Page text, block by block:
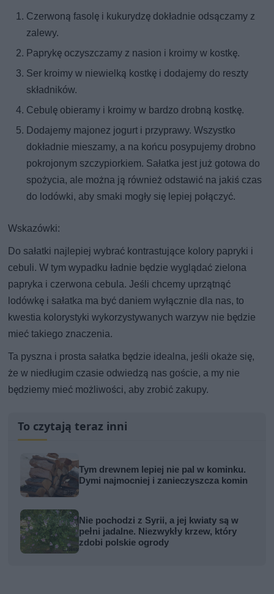
Czerwoną fasolę i kukurydzę dokładnie odsączamy z
zalewy.
Paprykę oczyszczamy z nasion i kroimy w kostkę.
Ser kroimy w niewielką kostkę i dodajemy do reszty
składników.
Cebulę obieramy i kroimy w bardzo drobną kostkę.
Dodajemy majonez jogurt i przyprawy. Wszystko
dokładnie mieszamy, a na końcu posypujemy drobno
pokrojonym szczypiorkiem. Sałatka jest już gotowa do
spożycia, ale można ją również odstawić na jakiś czas
do lodówki, aby smaki mogły się lepiej połączyć.
Wskazówki:
Do sałatki najlepiej wybrać kontrastujące kolory papryki i
cebuli. W tym wypadku ładnie będzie wyglądać zielona
papryka i czerwona cebula. Jeśli chcemy uprzątnąć
lodówkę i sałatka ma być daniem wyłącznie dla nas, to
kwestia kolorystyki wykorzystywanych warzyw nie będzie
mieć takiego znaczenia.
Ta pyszna i prosta sałatka będzie idealna, jeśli okaże się,
że w niedługim czasie odwiedzą nas goście, a my nie
będziemy mieć możliwości, aby zrobić zakupy.
To czytają teraz inni
Tym drewnem lepiej nie pal w kominku.
Dymi najmocniej i zanieczyszcza komin
Nie pochodzi z Syrii, a jej kwiaty są w
pełni jadalne. Niezwykły krzew, który
zdobi polskie ogrody